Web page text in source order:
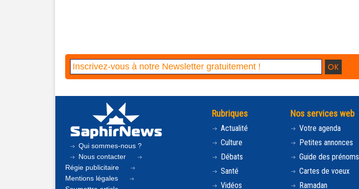
Qui sommes-nous ?
Nous contacter
Régie publicitaire
Mentions légales
Rubriques
Actualité
Culture
Débats
Santé
Vidéos
Nos services web
Votre agenda
Petites annonces
Guide des prénoms
Cartes de voeux
Ramadan